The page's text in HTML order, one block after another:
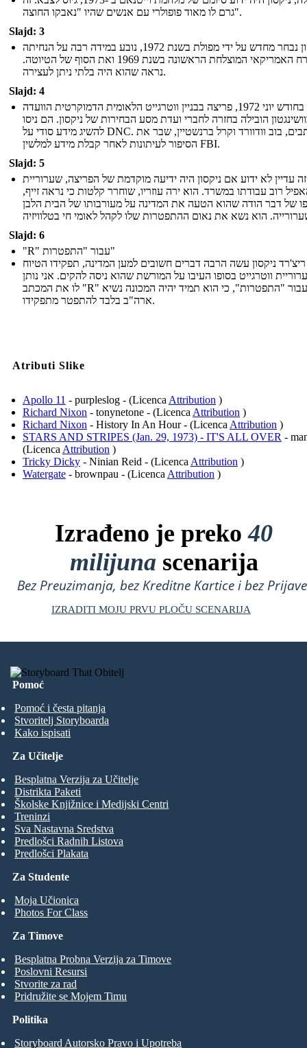
גרם לו מאוד פופולרי עם אנשים שהיו "נאבקו החוצה".
Slajd: 3
ניקסון נבחר מחדש על ידי מפולת בשנת 1972, נובע במידה רבה על הנחיתה
על הירח האמריקאי המוצלחת הראשונה בשנת 1969 ואת הסוף של הטיוטה.
נראה שהוא היה בלתי ניתן לעצירה.
Slajd: 4
בחודש יוני 1972, פריצה בבניין ווטרגייט הלאומית הדמוקרטית הוועדה
הובילה בחזרה לחברי ועדת מסע הבחירות של ניקסון. הם ניסו
להשיג מידע סודי על DNC. כתבים, בוב וודוורד וקרל ברנשטיין, שבר את
הסיפור לעיתונות לאחר קבלת מידע למלשין FBI.
Slajd: 5
עדיין לא ידוע אם ניקסון היה ידיעה מוקדמת של הפריצה, שערוריית
רוב עבודתו במשרד. הוא ירה עוזריו, שוחרר קלטות כי נראה זייף,
של דבר הודה שהוא הטעה את המדינה על מעורבותו של הבית הלבן
Slajd: 6
"R" עבור "התפטרות"
ניקסון עשה הרבה דברים חשובים למען המדינה, תפקידו הטיוח
ווטרגייט בסופו העיבו על המורשת שהוא ניסה להקים. אני נותן
לו את המכתב "R" עבור "התפטרות", כי הוא תמיד יהיה המכונה נשיא
ארה"ב בלבד להתפטר מתפקידו.
Atributi Slike
Apollo 11 - purpleslog - (Licenca Attribution )
Richard Nixon - tonynetone - (Licenca Attribution )
Richard Nixon - History In An Hour - (Licenca Attribution )
STARS AND STRIPES (Jan. 29, 1973) - IT'S ALL OVER -
(Licenca Attribution )
Tricky Dicky - Ninian Reid - (Licenca Attribution )
Watergate - brownpau - (Licenca Attribution )
Izrađeno je preko40
milijuna scenarija
Bez Preuzimanja, bez Kreditne Kartice i bez
IZRADITI MOJU PRVU PLOČU SCENARIJA
Pomoć
Pomoć i česta pitanja
Stvoritelj Storyboarda
Kako ispisati
Za Studente
Moja Učionica
Photos For Class
Za Učitelje
Besplatna Verzija za Učitelje
Distrikta Paketi
Školske Knjižnice i Medijski Centri
Treninzi
Sva Nastavna Sredstva
Predlošci Radnih Listova
Predlošci Plakata
Za Timove
Besplatna Probna Verzija za Timove
Poslovni Resursi
Stvorite za rad
Pridružite se Mojem Timu
Politika
Storyboard Autorsko Pravo i Upotreba